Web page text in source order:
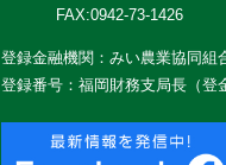
FAX:0942-73-1426
登録金融機関：みい農業協同組
登録番号：福岡財務支局長（登